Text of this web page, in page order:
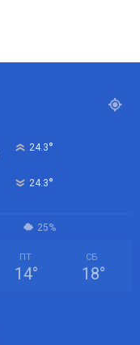
24.3°
24.3°
25%
ПТ
14°
СБ
18°